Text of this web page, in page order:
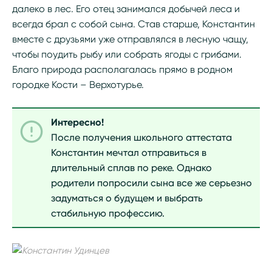
далеко в лес. Его отец занимался добычей леса и
всегда брал с собой сына. Став старше, Константин
вместе с друзьями уже отправлялся в лесную чащу,
чтобы поудить рыбу или собрать ягоды с грибами.
Благо природа располагалась прямо в родном
городке Кости – Верхотурье.
Интересно!
После получения школьного аттестата
Константин мечтал отправиться в
длительный сплав по реке. Однако
родители попросили сына все же серьезно
задуматься о будущем и выбрать
стабильную профессию.